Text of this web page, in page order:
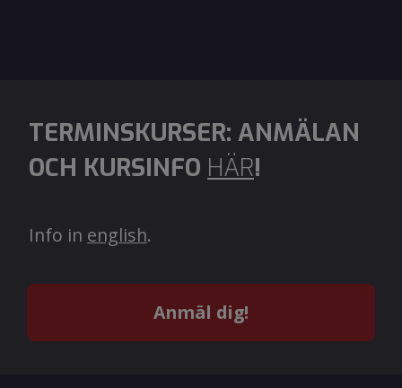
TERMINSKURSER: ANMÄLAN
OCH KURSINFO HÄR!
Info in english.
Anmäl dig!